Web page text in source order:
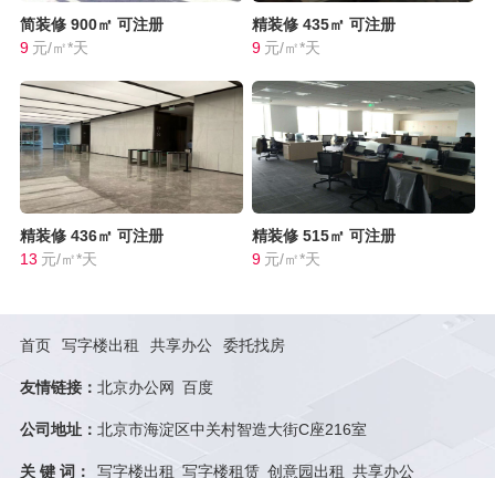
简装修 900㎡ 可注册
9 元/㎡*天
精装修 435㎡ 可注册
9 元/㎡*天
精装修 436㎡ 可注册
13 元/㎡*天
精装修 515㎡ 可注册
9 元/㎡*天
首页 写字楼出租 共享办公 委托找房
友情链接： 北京办公网 百度
公司地址： 北京市海淀区中关村智造大街C座216室
关 键 词： 写字楼出租 写字楼租赁 创意园出租 共享办公